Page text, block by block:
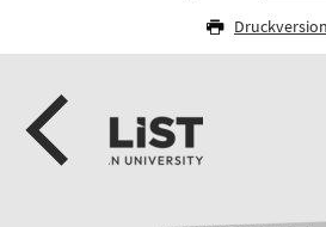
Druckversion